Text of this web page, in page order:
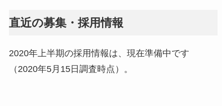
直近の募集・採用情報
2020年上半期の採用情報は、現在準備中です
（2020年5月15日調査時点）。